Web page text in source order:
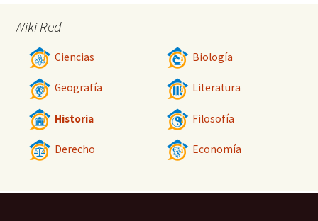
Wiki Red
Ciencias Biología
Geografía Literatura
Historia Filosofía
Derecho Economía